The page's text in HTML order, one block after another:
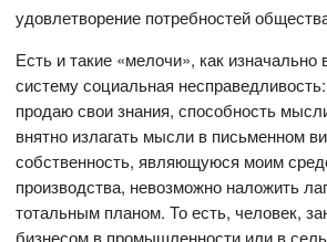
удовлетворение потребностей
Есть и такие «мелочи», как изначально
систему социальная
продаю свои знания, способность
внятно излагать мысли в письменном
собственность, являющуюся моим
производства, невозможно наложить
тотальным планом. То есть, человек,